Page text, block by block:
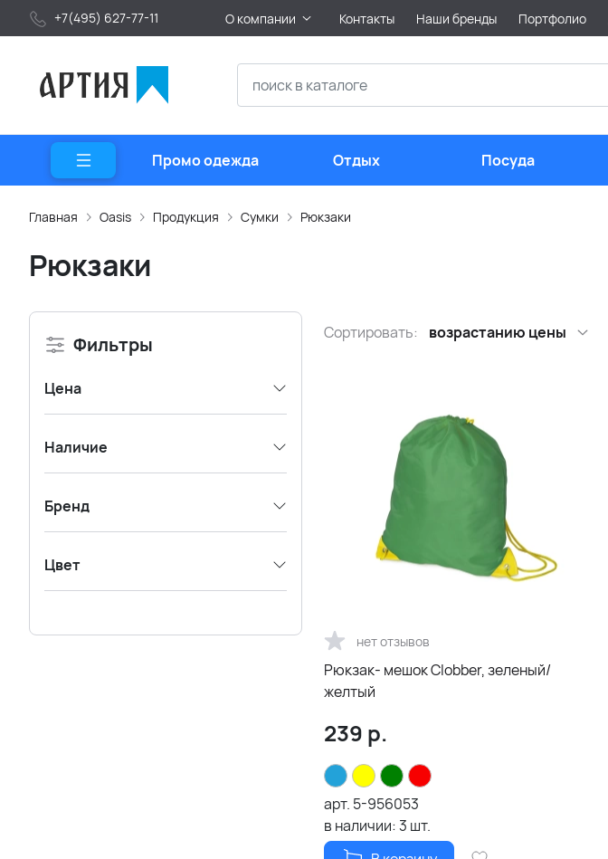
+7(495) 627-77-11 О компании Контакты Наши бренды Портфолио
Промо одежда Отдых Посуда
Главная Oasis Продукция Сумки Рюкзаки
Рюкзаки
Фильтры
Цена
Наличие
Бренд
Цвет
Сортировать: возрастанию цены
нет отзывов
Рюкзак- мешок Clobber, зеленый/
желтый
239 р.
арт. 5-956053
в наличии:3 шт.